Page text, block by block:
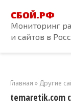
контенту
СБОЙ.РФ
Мониторинг
и сайтов в
Главная » Другие
temaretik.com